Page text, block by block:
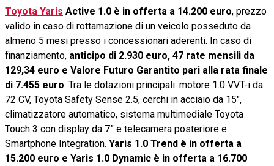
Toyota Yaris Active 1.0 è in offerta a 14.200 euro, prezzo
valido in caso di rottamazione di un veicolo posseduto da
almeno 5 mesi presso i concessionari aderenti. In caso di
finanziamento, anticipo di 2.930 euro, 47 rate mensili da
129,34 euro e Valore Futuro Garantito pari alla rata finale
di 7.455 euro. Tra le dotazioni principali: motore 1.0 VVT-i da
72 CV, Toyota Safety Sense 2.5, cerchi in acciaio da 15",
climatizzatore automatico, sistema multimediale Toyota
Touch 3 con display da 7” e telecamera posteriore e
Smartphone Integration. Yaris 1.0 Trend è in offerta a
15.200 euro e Yaris 1.0 Dynamic è in offerta a 16.700